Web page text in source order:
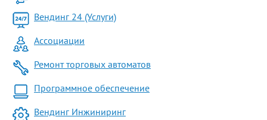
Вендинг 24 (Услуги)
Ассоциации
Ремонт торговых автоматов
Программное обеспечение
Вендинг Инжиниринг